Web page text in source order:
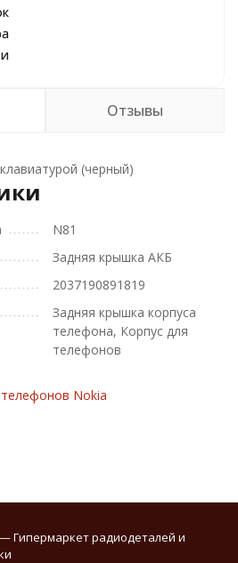
Отзывы
(черный)
N81
Задняя крышка АКБ
2037190891819
Задняя крышка корпуса
телефона, Корпус для
телефонов
Nokia
Гипермаркет радиодеталей и